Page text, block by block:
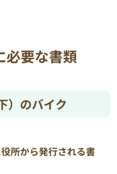
必要な書類
）のバイク
所から発行される書